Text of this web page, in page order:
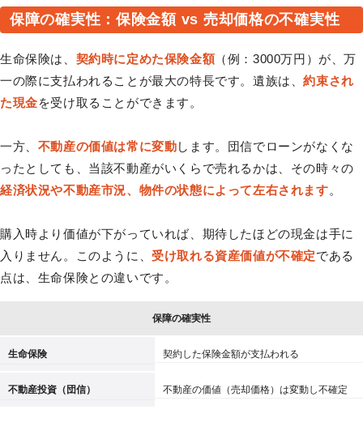
保障の確実性：保険金額 vs 売却価格の不確実性
生命保険は、 契約時に定めた保険金額（例：3000万円）が、万
一の際に支払われることが最大の特長です。遺族は、約束され
た現金を受け取ることができます。
一方、 不動産の価値は常に変動します。団信でローンがなくな
ったとしても、当該不動産がいくらで売れるかは、その時々の
経済状況や不動産市況、物件の状態によって左右されます。
購入時より価値が下がっていれば、期待したほどの現金は手に
入りません。このように、 受け取れる資産価値が不確定である
点は、生命保険との違いです。
保障の確実性
生命保険 契約した保険金額が支払われる
不動産投資（団信） 不動産の価値（売却価格）は変動し不確定